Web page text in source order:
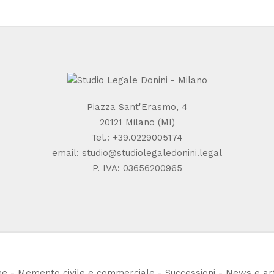
Piazza Sant'Erasmo, 4
20121 Milano (MI)
Tel.: +39.0229005174
email: studio@studiolegaledonini.legal
P. IVA: 03656200965